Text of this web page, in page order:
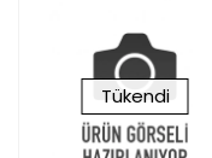
Tükendi